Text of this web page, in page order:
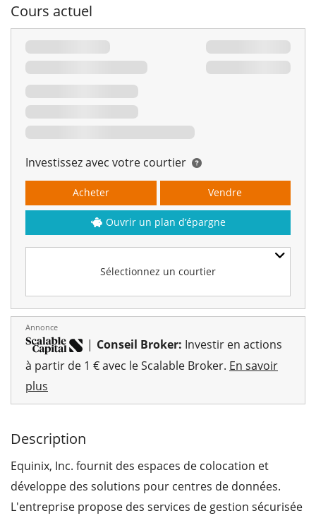
Cours actuel
Investissez avec votre courtier
Sélectionnez un courtier
Acheter Vendre
Ouvrir un plan d’épargne
Annonce
| Conseil Broker: Investir en actions
à partir de 1 € avec le Scalable Broker. En savoir
plus
Description
Equinix, Inc. fournit des espaces de colocation et
développe des solutions pour centres de données.
L'entreprise propose des services de gestion sécurisée